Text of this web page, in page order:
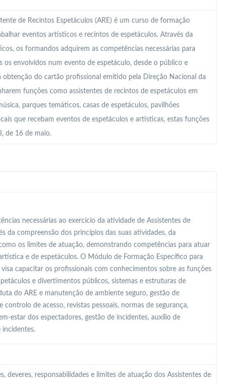
de Recintos Espetáculos (ARE) é um curso de formação
eventos artísticos e recintos de espetáculos. Através da
os formandos adquirem as competências necessárias para
os envolvidos num evento de espetáculo, desde o público e
obtenção do cartão profissional emitido pela Direção Nacional da
funções como assistentes de recintos de espetáculos em
parques temáticos, casas de espetáculos, pavilhões
que recebam eventos de espetáculos e artísticas, estas funções
de 16 de maio.
necessárias ao exercício da atividade de Assistentes de
da compreensão dos princípios das suas atividades, da
os limites de atuação, demonstrando competências para atuar
e de espetáculos. O Módulo de Formação Específico para
capacitar os profissionais com conhecimentos sobre as funções
e divertimentos públicos, sistemas e estruturas de
do ARE e manutenção de ambiente seguro, gestão de
de acesso, revistas pessoais, normas de segurança,
estar dos espectadores, gestão de incidentes, auxílio de
incidentes.
deveres, responsabilidades e limites de atuação dos Assistentes de